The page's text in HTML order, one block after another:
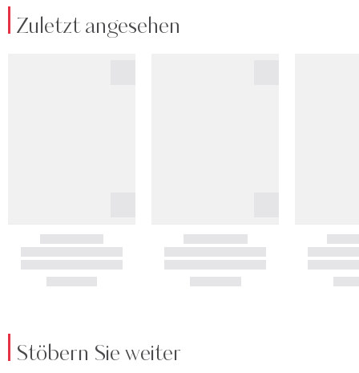
Zuletzt angesehen
Stöbern Sie weiter